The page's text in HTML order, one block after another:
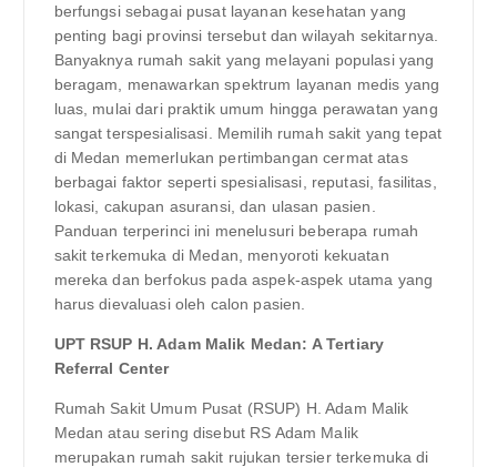
berfungsi sebagai pusat layanan kesehatan yang
penting bagi provinsi tersebut dan wilayah sekitarnya.
Banyaknya rumah sakit yang melayani populasi yang
beragam, menawarkan spektrum layanan medis yang
luas, mulai dari praktik umum hingga perawatan yang
sangat terspesialisasi. Memilih rumah sakit yang tepat
di Medan memerlukan pertimbangan cermat atas
berbagai faktor seperti spesialisasi, reputasi, fasilitas,
lokasi, cakupan asuransi, dan ulasan pasien.
Panduan terperinci ini menelusuri beberapa rumah
sakit terkemuka di Medan, menyoroti kekuatan
mereka dan berfokus pada aspek-aspek utama yang
harus dievaluasi oleh calon pasien.
UPT RSUP H. Adam Malik Medan: A Tertiary
Referral Center
Rumah Sakit Umum Pusat (RSUP) H. Adam Malik
Medan atau sering disebut RS Adam Malik
merupakan rumah sakit rujukan tersier terkemuka di